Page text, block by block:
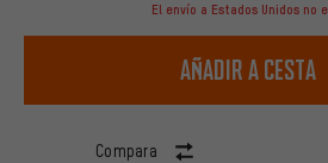
El envío a Estados Unidos no
Añadir a cesta
Compara